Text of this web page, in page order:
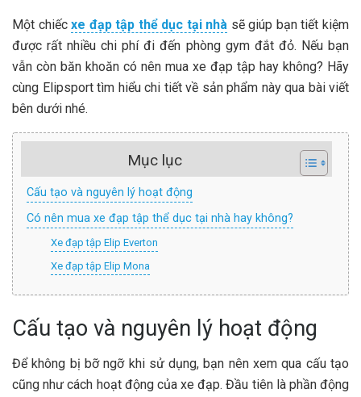
Một chiếcxe đạp tập thể dục tại nhà sẽ giúp bạn tiết kiệm
được rất nhiều chi phí đi đến phòng gym đắt đỏ. Nếu bạn
vẫn còn băn khoăn có nên mua xe đạp tập hay không? Hãy
cùng Elipsport tìm hiểu chi tiết về sản phẩm này qua bài viết
bên dưới nhé.
Mục lục
Cấu tạo và nguyên lý hoạt động
Có nên mua xe đạp tập thể dục tại nhà hay không?
Xe đạp tập Elip Everton
Xe đạp tập Elip Mona
Cấu tạo và nguyên lý hoạt động
Để không bị bỡ ngỡ khi sử dụng, bạn nên xem qua cấu tạo
cũng như cách hoạt động của xe đạp. Đầu tiên là phần động